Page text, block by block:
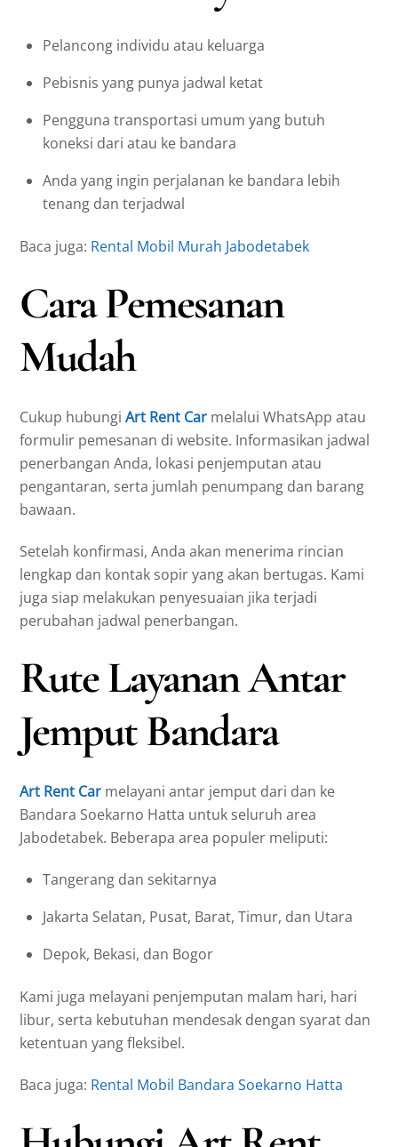
Pelancong individu atau keluarga
Pebisnis yang punya jadwal ketat
Pengguna transportasi umum yang butuh
koneksi dari atau ke bandara
Anda yang ingin perjalanan ke bandara lebih
tenang dan terjadwal
Baca juga: Rental Mobil Murah Jabodetabek
Cara Pemesanan
Mudah
Cukup hubungiArt Rent Car melalui WhatsApp atau
formulir pemesanan di website. Informasikan jadwal
penerbangan Anda, lokasi penjemputan atau
pengantaran, serta jumlah penumpang dan barang
bawaan.
Setelah konfirmasi, Anda akan menerima rincian
lengkap dan kontak sopir yang akan bertugas. Kami
juga siap melakukan penyesuaian jika terjadi
perubahan jadwal penerbangan.
Rute Layanan Antar
Jemput Bandara
Art Rent Car melayani antar jemput dari dan ke
Bandara Soekarno Hatta untuk seluruh area
Jabodetabek. Beberapa area populer meliputi:
Tangerang dan sekitarnya
Jakarta Selatan, Pusat, Barat, Timur, dan Utara
Depok, Bekasi, dan Bogor
Kami juga melayani penjemputan malam hari, hari
libur, serta kebutuhan mendesak dengan syarat dan
ketentuan yang fleksibel.
Baca juga: Rental Mobil Bandara Soekarno Hatta